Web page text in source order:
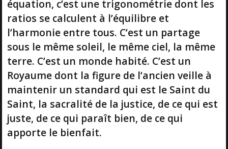
équation, c’est une trigonométrie dont les
ratios se calculent à l’équilibre et
l’harmonie entre tous. C’est un partage
sous le même soleil, le même ciel, la même
terre. C’est un monde habité. C’est un
Royaume dont la figure de l’ancien veille à
maintenir un standard qui est le Saint du
Saint, la sacralité de la justice, de ce qui est
juste, de ce qui paraît bien, de ce qui
apporte le bienfait.